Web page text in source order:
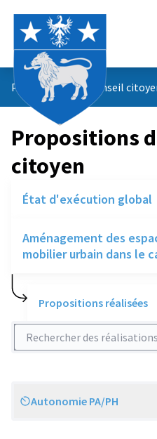
Propositions du conseil
Propositions
citoyen
État d'exécution global
Aménagement des
mobilier urbain dans le
Propositions réalisées
Rechercher des réalisations
Scope
Autonomie PA/PH